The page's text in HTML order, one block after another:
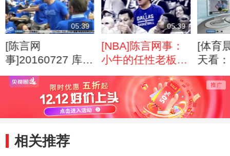
05:39
[陈言网
事]20160727 库班
的故事
05:39
[NBA]陈言网事：
小牛的任性老板
——库班
[体育
天看
相关推荐